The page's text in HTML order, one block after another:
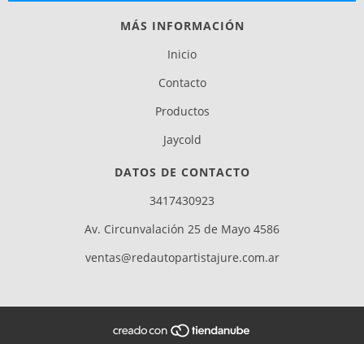
MÁS INFORMACIÓN
Inicio
Contacto
Productos
Jaycold
DATOS DE CONTACTO
3417430923
Av. Circunvalación 25 de Mayo 4586
ventas@redautopartistajure.com.ar